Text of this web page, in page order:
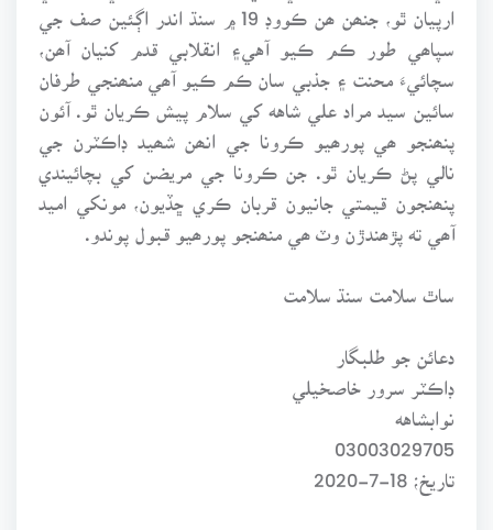
ارپيان ٿو، جنھن ھن ڪووڊ 19 ۾ سنڌ اندر اڳئين صف جي
سپاھي طور ڪم ڪيو آهي۽ انقلابي قدم کنيان آھن،
سچائيءَ محنت ۽ جذبي سان ڪم ڪيو آھي منھنجي طرفان
سائين سيد مراد علي شاهه کي سلام پيش ڪريان ٿو. آئون
پنھنجو ھي پورھيو ڪرونا جي انھن شھيد ڊاڪٽرن جي
نالي پڻ ڪريان ٿو. جن ڪرونا جي مريضن کي بچائيندي
پنھنجون قيمتي جانيون قربان ڪري ڇڏيون، مونکي اميد
آھي ته پڙھندڙن وٽ ھي منھنجو پورھيو قبول پوندو.
ساٿ سلامت سنڌ سلامت
دعائن جو طلبگار
ڊاڪٽر سرور خاصخيلي
نوابشاهه
03003029705
تاريخ؛ 18-7-2020